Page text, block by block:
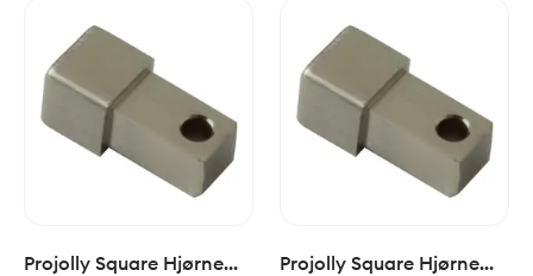
Projolly Square Hjørne
Projolly Square Hjørne